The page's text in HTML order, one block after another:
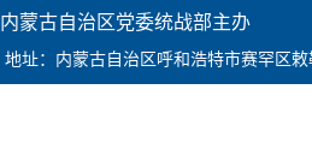
内蒙古自治区党委统战部主办
地址：内蒙古自治区呼和浩特市赛罕区敕